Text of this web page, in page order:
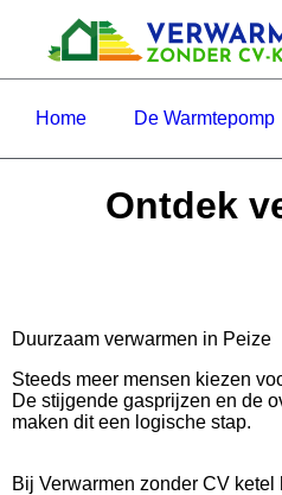
Home De Warmtepomp
Ontdek
Duurzaam verwarmen in Peize
Steeds meer mensen kiezen
De stijgende gasprijzen en de
maken dit een logische stap.
Bij Verwarmen zonder CV